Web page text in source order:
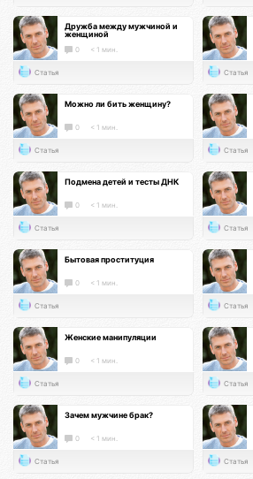
Дружба между мужчиной и
женщиной
0 < 1 мин.
Статья Статья
Можно ли бить женщину?
0 < 1 мин.
Статья Статья
Подмена детей и тесты ДНК
0 < 1 мин.
Статья Статья
Бытовая проституция
0 < 1 мин.
Статья Статья
Женские манипуляции
0 < 1 мин.
Статья Статья
Зачем мужчине брак?
0 < 1 мин.
Статья Статья